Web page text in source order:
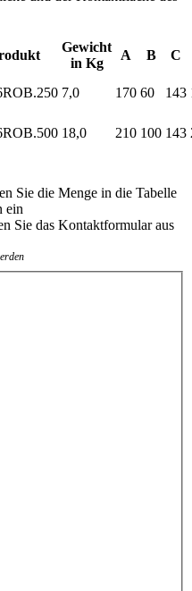
Gewicht
in Kg
A B C
7,0 170 60 143
18,0 210 100 143
Sie die Menge in die Tabelle
ein
Sie das Kontaktformular aus